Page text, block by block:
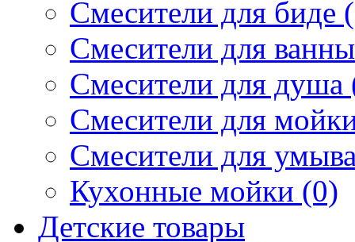
Смесители для биде
Смесители для
Смесители для душа
Смесители для
Смесители для
Кухонные мойки (0)
Детские товары